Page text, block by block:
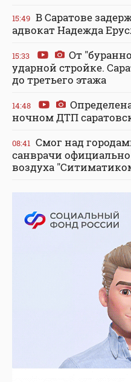
15:49 В Саратове
адвокат Надежда
15:33
От
ударной стройке.
до третьего этажа
14:48
ночном ДТП
08:41 Смог над
санврачи
воздуха